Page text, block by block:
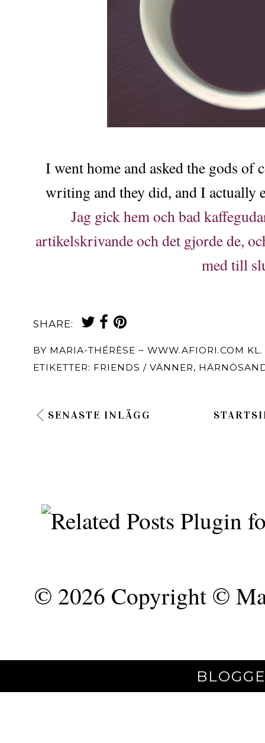
I went home and asked the gods
writing and they did, and I actually
Jag gick hem och bad
artikelskrivande och det gjorde de,
med till
SHARE:
BY MARIA-THÉRÈSE ~ WWW.AFIORI.COM KL.
ETIKETTER: FRIENDS / VÄNNER,
SENASTE INLÄGG
© 2026 Copyright ©